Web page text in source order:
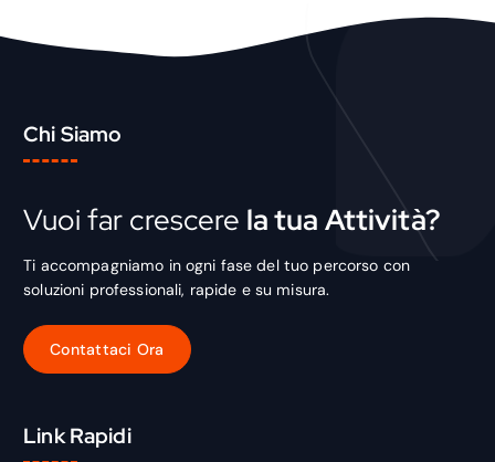
Chi Siamo
Vuoi far crescere la tua Attività?
Ti accompagniamo in ogni fase del tuo percorso con
soluzioni professionali, rapide e su misura.
Link Rapidi